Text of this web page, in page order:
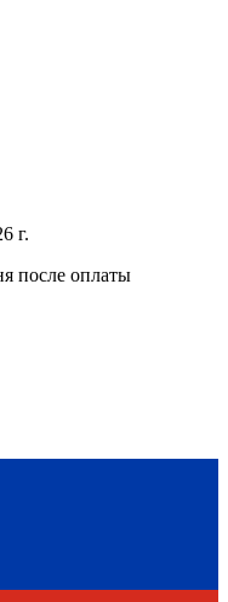
г.
после оплаты